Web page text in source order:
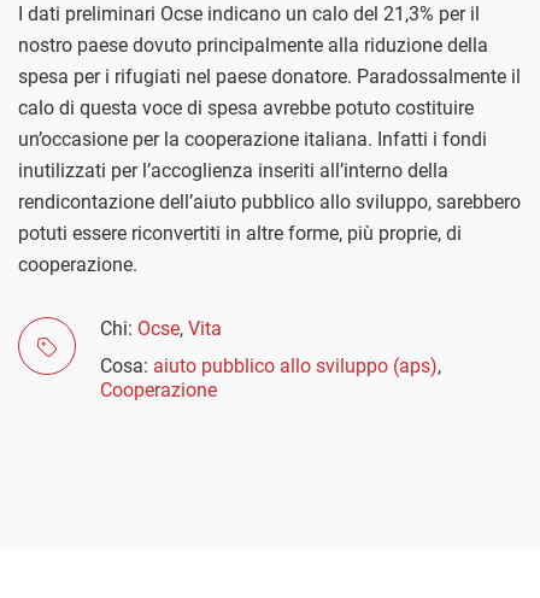
I dati preliminari Ocse indicano un calo del 21,3% per il
nostro paese dovuto principalmente alla riduzione della
spesa per i rifugiati nel paese donatore. Paradossalmente il
calo di questa voce di spesa avrebbe potuto costituire
un’occasione per la cooperazione italiana. Infatti i fondi
inutilizzati per l’accoglienza inseriti all’interno della
rendicontazione dell’aiuto pubblico allo sviluppo, sarebbero
potuti essere riconvertiti in altre forme, più proprie, di
cooperazione.
Chi: Ocse, Vita
Cosa: aiuto pubblico allo sviluppo (aps),
Cooperazione